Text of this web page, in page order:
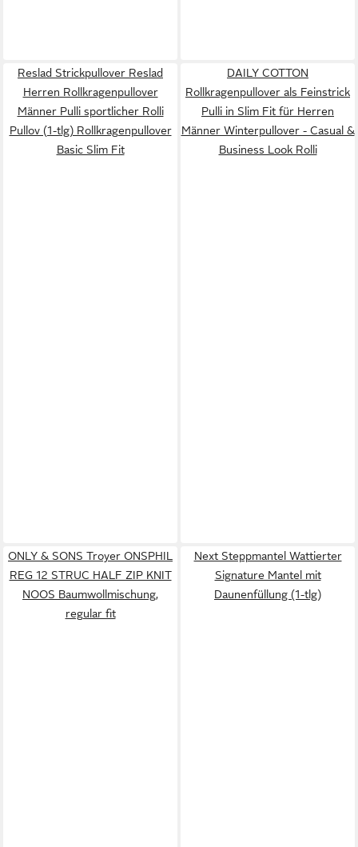
Reslad Strickpullover Reslad
Herren Rollkragenpullover
Männer Pulli sportlicher Rolli
Pullov (1-tlg) Rollkragenpullover
Basic Slim Fit
DAILY COTTON
Rollkragenpullover als Feinstrick
Pulli in Slim Fit für Herren
Männer Winterpullover - Casual &
Business Look Rolli
ONLY & SONS Troyer ONSPHIL
REG 12 STRUC HALF ZIP KNIT
NOOS Baumwollmischung,
regular fit
Next Steppmantel Wattierter
Signature Mantel mit
Daunenfüllung (1-tlg)